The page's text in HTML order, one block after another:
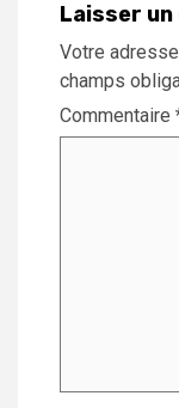
Laisser
Votre
champs
Commentaire